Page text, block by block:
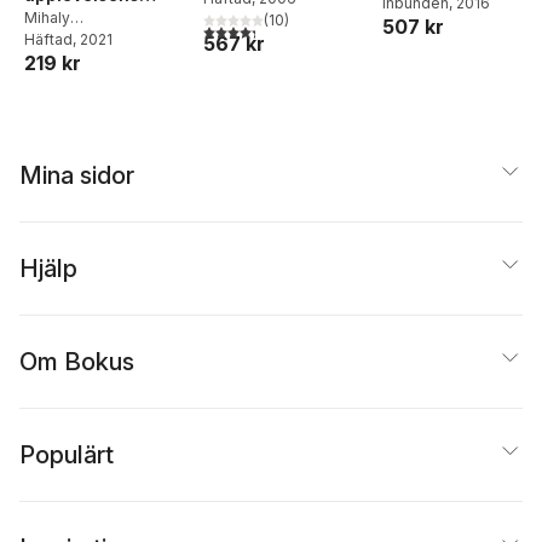
psykologi
Mihaly
Csíkszentmihályi
Häftad, 2021
219 kr
Hagström,Gunn
Johansson
4,3utav 5 stjärnor. Totalt antal röster:
(10)
567 kr
Johnny Hellgren
507 kr
Mina sidor
Hjälp
Om Bokus
Populärt